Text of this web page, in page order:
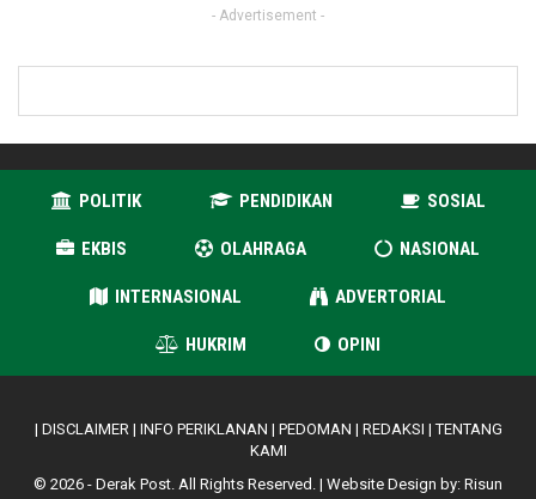
- Advertisement -
POLITIK PENDIDIKAN SOSIAL
EKBIS OLAHRAGA NASIONAL
INTERNASIONAL ADVERTORIAL
HUKRIM OPINI
| DISCLAIMER| INFO PERIKLANAN | PEDOMAN | REDAKSI |TENTANG
KAMI
© 2026 - Derak Post. All Rights Reserved. | Website Design by: Risun